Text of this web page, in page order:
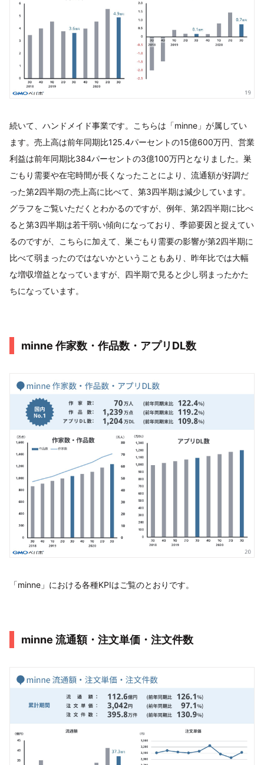
続いて、ハンドメイド事業です。こちらは「minne」が属してい
ます。売上高は前年同期比125.4パーセントの15億600万円、営業
利益は前年同期比384パーセントの3億100万円となりました。巣
ごもり需要や在宅時間が長くなったことにより、流通額が好調だ
った第2四半期の売上高に比べて、第3四半期は減少しています。
グラフをご覧いただくとわかるのですが、例年、第2四半期に比べ
ると第3四半期は若干弱い傾向になっており、季節要因と捉えてい
るのですが、こちらに加えて、巣ごもり需要の影響が第2四半期に
比べて弱まったのではないかということもあり、昨年比では大幅
な増収増益となっていますが、四半期で見ると少し弱まったかた
ちになっています。
minne 作家数・作品数・アプリDL数
「minne」における各種KPIはご覧のとおりです。
minne 流通額・注文単価・注文件数